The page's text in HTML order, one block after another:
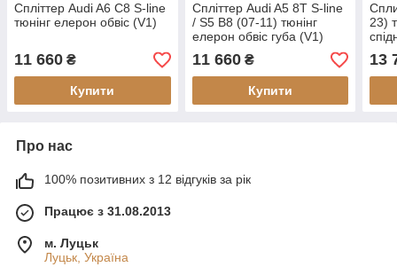
Спліттер Audi A6 C8 S-line
тюнінг елерон обвіс (V1)
11 660 ₴
Купити
Спліттер Audi A5 8T S-line
/ S5 B8 (07-11) тюнінг
елерон обвіс губа (V1)
11 660₴
Купити
23)
13
Про нас
100% позитивних з 12 відгуків за рік
Працює з 31.08.2013
м. Луцьк
Луцьк, Україна